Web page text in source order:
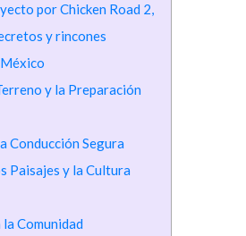
por Chicken Road 2,
y rincones
y la Preparación
Conducción Segura
Paisajes y la Cultura
Comunidad